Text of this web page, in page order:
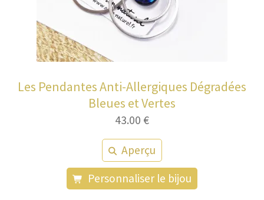
Les Pendantes Anti-Allergiques Dégradées
Bleues et Vertes
43.00 €
Aperçu
Personnaliser le bijou